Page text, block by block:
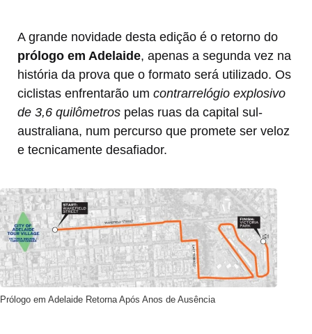
A grande novidade desta edição é o retorno do
prólogo em Adelaide, apenas a segunda vez na
história da prova que o formato será utilizado. Os
ciclistas enfrentarão um contrarrelógio explosivo
de 3,6 quilômetros pelas ruas da capital sul-
australiana, num percurso que promete ser veloz
e tecnicamente desafiador.
Prólogo em Adelaide Retorna Após Anos de Ausência